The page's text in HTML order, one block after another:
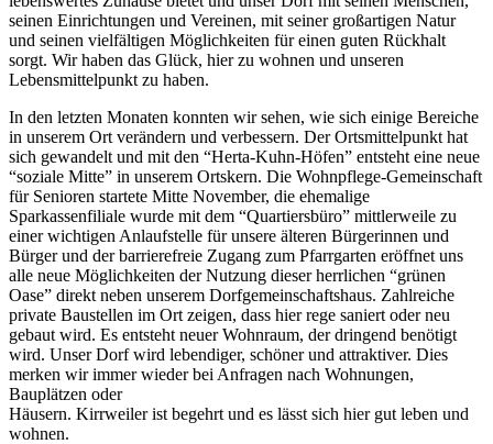
seinen Einrichtungen und Vereinen, mit seiner großartigen Natur
und seinen vielfältigen Möglichkeiten für einen guten Rückhalt
sorgt. Wir haben das Glück, hier zu wohnen und unseren
Lebensmittelpunkt zu haben.
In den letzten Monaten konnten wir sehen, wie sich einige Bereiche
in unserem Ort verändern und verbessern. Der Ortsmittelpunkt hat
sich gewandelt und mit den “Herta-Kuhn-Höfen” entsteht eine neue
“soziale Mitte” in unserem Ortskern. Die Wohnpflege-Gemeinschaft
für Senioren startete Mitte November, die ehemalige
Sparkassenfiliale wurde mit dem “Quartiersbüro” mittlerweile zu
einer wichtigen Anlaufstelle für unsere älteren Bürgerinnen und
Bürger und der barrierefreie Zugang zum Pfarrgarten eröffnet uns
alle neue Möglichkeiten der Nutzung dieser herrlichen “grünen
Oase” direkt neben unserem Dorfgemeinschaftshaus. Zahlreiche
private Baustellen im Ort zeigen, dass hier rege saniert oder neu
gebaut wird. Es entsteht neuer Wohnraum, der dringend benötigt
wird. Unser Dorf wird lebendiger, schöner und attraktiver. Dies
merken wir immer wieder bei Anfragen nach Wohnungen,
Bauplätzen oder
Häusern. Kirrweiler ist begehrt und es lässt sich hier gut leben und
wohnen.